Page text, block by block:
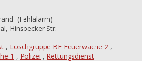
(Fehlalarm)
Hinsbecker Str.
, Löschgruppe BF Feuerwache 2 ,
1 , Polizei , Rettungsdienst